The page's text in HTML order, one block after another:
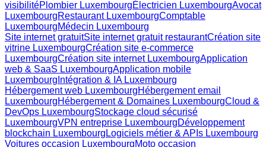
visibilitéPlombier LuxembourgÉlectricien LuxembourgAvocat
LuxembourgRestaurant LuxembourgComptable
LuxembourgMédecin Luxembourg
Site internet gratuitSite internet gratuit restaurantCréation site
vitrine LuxembourgCréation site e-commerce
LuxembourgCréation site internet LuxembourgApplication
web & SaaS LuxembourgApplication mobile
Luxembourg Intégration & IA Luxembourg
Hébergement web LuxembourgHébergement email
LuxembourgHébergement & Domaines LuxembourgCloud &
DevOps LuxembourgStockage cloud sécurisé
LuxembourgVPN entreprise LuxembourgDéveloppement
blockchain Luxembourg Logiciels métier & APIs Luxembourg
Voitures occasion LuxembourgMoto occasion